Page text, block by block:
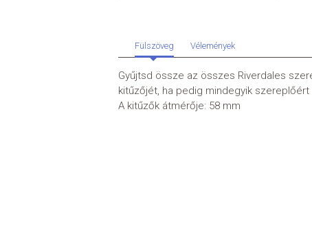
Fülszöveg Vélemények
Gyűjtsd össze az összes Riverdales
kitűzőjét, ha pedig mindegyik
A kitűzők átmérője: 58 mm